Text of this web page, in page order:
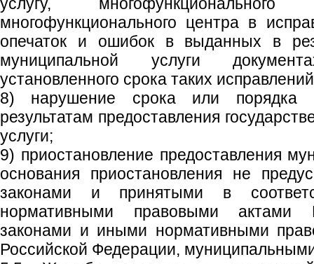
многофункционального центра в
опечаток и ошибок в выданных в
муниципальной услуги
установленного срока таких
8) нарушение срока или порядка
результатам предоставления
услуги;
9) приостановление предоставления
основания приостановления не
законами и принятыми в
нормативными правовыми актами
законами и иными нормативными
Российской Федерации,